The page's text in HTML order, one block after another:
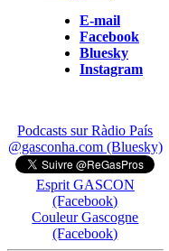
E-mail
Facebook
Bluesky
Instagram
Podcasts sur Ràdio País
@gasconha.com (Bluesky)
Esprit GASCON
(Facebook)
Couleur Gascogne
(Facebook)